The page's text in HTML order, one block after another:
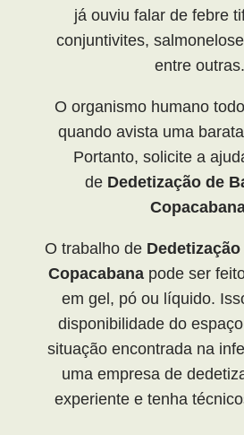
já ouviu falar de febre
conjuntivites,
entre outras.
O organismo humano
quando avista uma
Portanto, solicite a
deDedetização de
O trabalho de
Copacabanapode ser
em gel, pó ou líquido.
disponibilidade do
situação encontrada na
uma empresa de
experiente e tenha